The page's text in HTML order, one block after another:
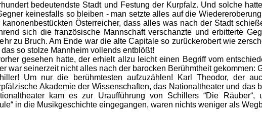
bedeutendste Stadt und Festung der Kurpfalz. Und solche
keinesfalls so bleiben - man setzte alles auf die
Österreicher, dass alles was nach der Stadt
sich die französische Mannschaft verschanzte und erbitterte
zu Bruch. Am Ende war die alte Capitale so zurückerobert wie
so stolze Mannheim vollends entblößt!
gesehen hatte, der erhielt allzu leicht einen Begriff vom
war seinerzeit nicht alles nach der barocken Berühmtheit gekommen:
Um nur die berühmtesten aufzuzählen! Karl Theodor, der
Akademie der Wissenschaften, das Nationaltheater und das
kam es zur Uraufführung von Schillers “Die Räuber“,
in die Musikgeschichte eingegangen, waren nichts weniger als